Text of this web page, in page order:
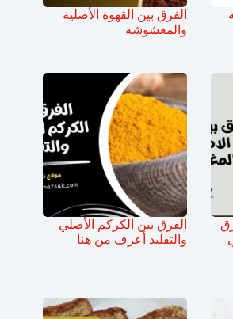
الفرق بين القهوة الأصلية
والمغشوشة
الفرق بين الكركم الأصلي
والتقليد أعرف من هنا